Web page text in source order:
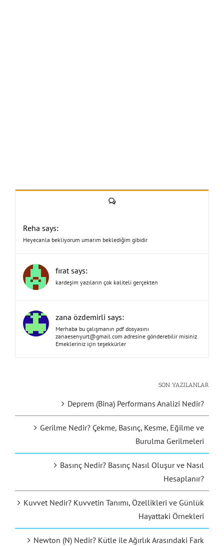
Yorum
Reha says:
Heyecanla bekliyorum umarım beklediğim gibidir
fırat says:
kardeşim yazıların çok kaliteli gerçekten
zana özdemirli says:
Merhaba bu çalışmanın pdf dosyasını
zanaesenyurt@gmail.com adresine gönderebilir misiniz
Emekleriniz için teşekkürler
SON YAZILANLAR
Deprem (Bina) Performans Analizi Nedir?
Gerilme Nedir? Çekme, Basınç, Kesme, Eğilme ve
Burulma Gerilmeleri
Basınç Nedir? Basınç Nasıl Oluşur ve Nasıl
Hesaplanır?
Kuvvet Nedir? Kuvvetin Tanımı, Özellikleri ve Günlük
Hayattaki Örnekleri
Newton (N) Nedir? Kütle ile Ağırlık Arasındaki Fark